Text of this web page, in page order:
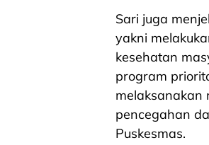
Sari juga
yakni
kesehatan
program
melaksanakan
pencegahan
Puskesmas.